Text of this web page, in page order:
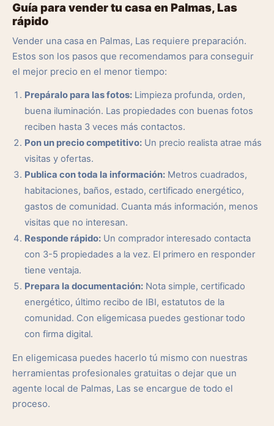
Guía para vender tu casa en Palmas, Las
rápido
Vender una casa en Palmas, Las requiere preparación.
Estos son los pasos que recomendamos para conseguir
el mejor precio en el menor tiempo:
Prepáralo para las fotos: Limpieza profunda, orden,
buena iluminación. Las propiedades con buenas fotos
reciben hasta 3 veces más contactos.
Pon un precio competitivo: Un precio realista atrae más
visitas y ofertas.
Publica con toda la información: Metros cuadrados,
habitaciones, baños, estado, certificado energético,
gastos de comunidad. Cuanta más información, menos
visitas que no interesan.
Responde rápido: Un comprador interesado contacta
con 3-5 propiedades a la vez. El primero en responder
tiene ventaja.
Prepara la documentación: Nota simple, certificado
energético, último recibo de IBI, estatutos de la
comunidad. Con eligemicasa puedes gestionar todo
con firma digital.
En eligemicasa puedes hacerlo tú mismo con nuestras
herramientas profesionales gratuitas o dejar que un
agente local de Palmas, Las se encargue de todo el
proceso.